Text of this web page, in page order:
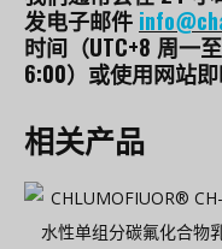
发电子邮件
时间（UTC+8 周一
6:00）或使用网站
相关产品